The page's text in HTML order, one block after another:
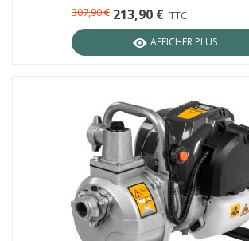
213,90 € TTC
307,90 €
AFFICHER PLUS